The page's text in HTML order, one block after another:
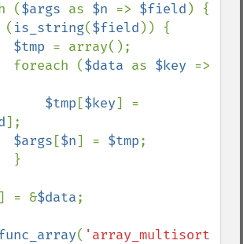
(
$args as $n => $field ) {
(
is_string($field )) {
$tmp = array();
            foreach (
$data as $key
$tmp [$key
];
$args [$n] = $tmp;
= &$data;
( 'array_multisort'